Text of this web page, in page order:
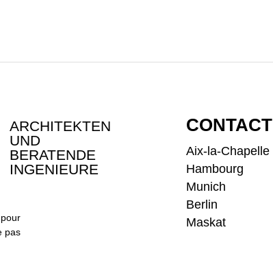
ARCHITEKTEN
UND
BERATENDE
INGENIEURE
pas
CONTACT
Aix-la-Chapelle
Hambourg
Munich
Berlin
Maskat